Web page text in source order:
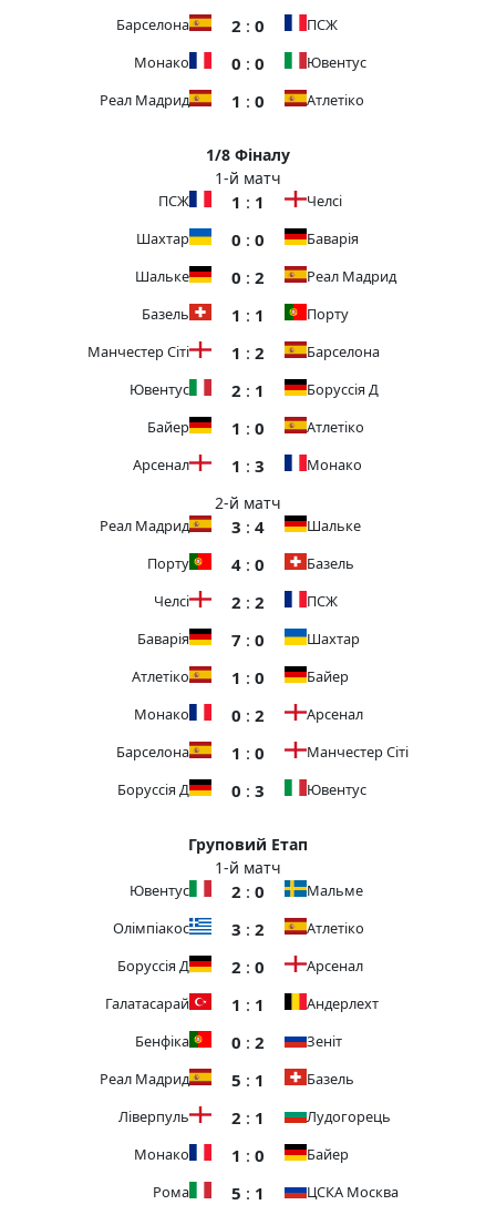
Барселона
2 : 0
ПСЖ
Монако
0 : 0
Ювентус
Реал Мадрид
1 : 0 Атлетіко
1/8 Фіналу
1-й матч
ПСЖ 1 : 1
Челсі
Шахтар
0 : 0
Баварія
Шальке
0 : 2
Реал Мадрид
Базель
1 : 1
Порту
Манчестер Сіті
1 : 2
Барселона
Ювентус
2 : 1
Боруссія Д
Байер
1 : 0
Атлетіко
Арсенал
1 : 3 Монако
2-й матч
Реал Мадрид 3 : 4
Шальке
Порту
4 : 0
Базель
Челсі
2 : 2
ПСЖ
Баварія
7 : 0
Шахтар
Атлетіко
1 : 0
Байер
Монако
0 : 2
Арсенал
Барселона
1 : 0
Манчестер Сіті
Боруссія Д
0 : 3 Ювентус
Груповий Етап
1-й матч
Ювентус 2 : 0
Мальме
Олімпіакос
3 : 2
Атлетіко
Боруссія Д
2 : 0
Арсенал
Галатасарай
1 : 1
Андерлехт
Бенфіка
0 : 2
Зеніт
Реал Мадрид
5 : 1
Базель
Ліверпуль
2 : 1
Лудогорець
Монако
1 : 0
Байер
Рома
5 : 1
ЦСКА Москва